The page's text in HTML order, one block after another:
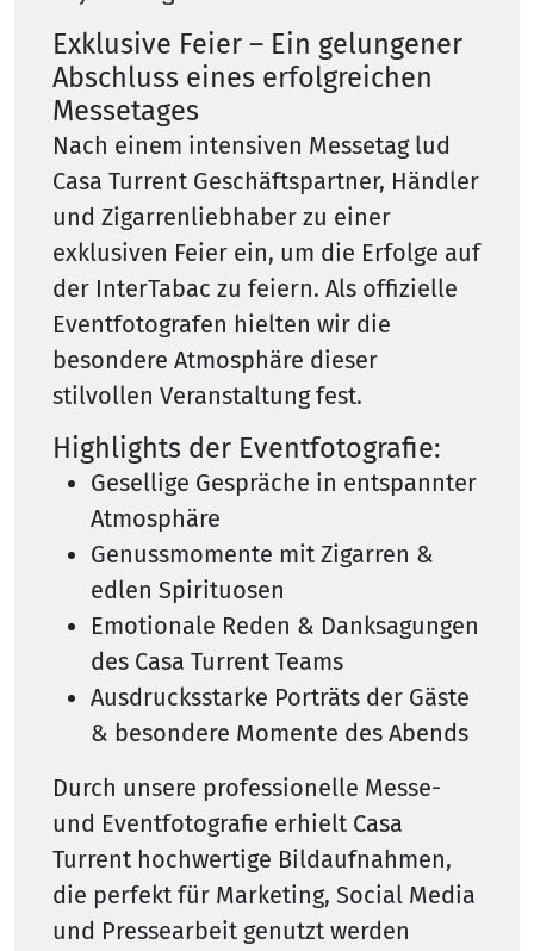
Exklusive Feier – Ein gelungener
Abschluss eines erfolgreichen
Messetages
Nach einem intensiven Messetag lud
Casa Turrent Geschäftspartner, Händler
und Zigarrenliebhaber zu einer
exklusiven Feier ein, um die Erfolge auf
der InterTabac zu feiern. Als offizielle
Eventfotografen hielten wir die
besondere Atmosphäre dieser
stilvollen Veranstaltung fest.
Highlights der Eventfotografie:
Gesellige Gespräche in entspannter
Atmosphäre
Genussmomente mit Zigarren &
edlen Spirituosen
Emotionale Reden & Danksagungen
des Casa Turrent Teams
Ausdrucksstarke Porträts der Gäste
& besondere Momente des Abends
Durch unsere professionelle Messe-
und Eventfotografie erhielt Casa
Turrent hochwertige Bildaufnahmen,
die perfekt für Marketing, Social Media
und Pressearbeit genutzt werden